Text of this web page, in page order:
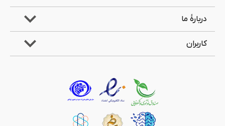
دربارۀ ما
کاربران